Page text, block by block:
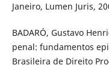
Janeiro, Lumen Juris,
BADARÓ, Gustavo
penal: fundamentos
Brasileira de Direito